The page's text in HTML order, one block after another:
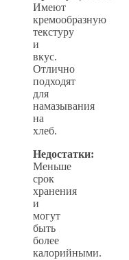
Имеют
кремообразную
текстуру
и
вкус.
Отлично
подходят
для
намазывания
на
хлеб.
Недостатки:
Меньше
срок
хранения
и
могут
быть
более
калорийными.